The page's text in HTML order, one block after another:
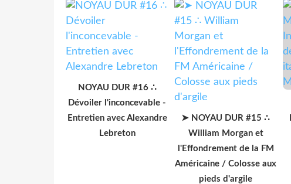
NOYAU DUR #16 ∴
Dévoiler l'inconcevable -
Entretien avec Alexandre
Lebreton
➤ NOYAU DUR #15 ∴
William Morgan et
l'Effondrement de la FM
Américaine / Colosse aux
pieds d'argile